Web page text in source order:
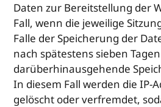
Daten zur Bereitstellung der
Fall, wenn die jeweilige
Falle der Speicherung der
nach spätestens sieben
darüberhinausgehende
In diesem Fall werden die IP-
gelöscht oder verfremdet,